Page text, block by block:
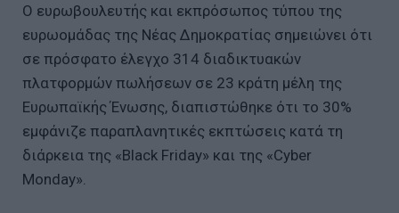
Ο ευρωβουλευτής και εκπρόσωπος τύπου της
ευρωομάδας της Νέας Δημοκρατίας σημειώνει ότι
σε πρόσφατο έλεγχο 314 διαδικτυακών
πλατφορμών πωλήσεων σε 23 κράτη μέλη της
Ευρωπαϊκής Ένωσης, διαπιστώθηκε ότι το 30%
εμφάνιζε παραπλανητικές εκπτώσεις κατά τη
διάρκεια της «Black Friday» και της «Cyber
Monday».